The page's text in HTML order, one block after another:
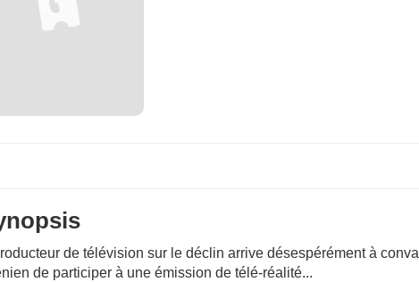
de télévision sur le déclin arrive désespérément à
de participer à une émission de télé-réalité...